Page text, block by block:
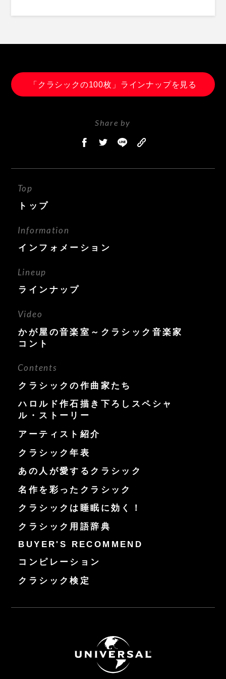
「クラシックの100枚」ラインナップを見る
Share by
Top
トップ
Information
インフォメーション
Lineup
ラインナップ
Video
かが屋の音楽室～クラシック音楽家
コント
Contents
クラシックの作曲家たち
ハロルド作石描き下ろしスペシャ
ル・ストーリー
アーティスト紹介
クラシック年表
あの人が愛するクラシック
名作を彩ったクラシック
クラシックは睡眠に効く！
クラシック用語辞典
BUYER'S RECOMMEND
コンピレーション
クラシック検定